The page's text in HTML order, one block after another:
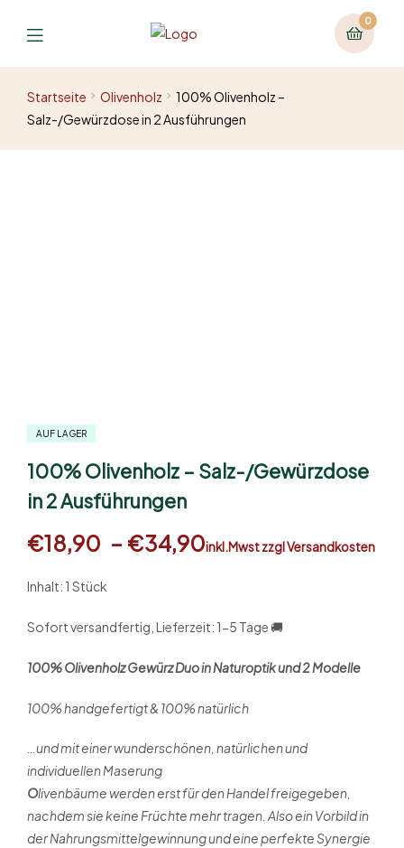
0
Startseite Olivenholz
100% Olivenholz –
Salz-/Gewürzdose in 2 Ausführungen
AUF LAGER
100% Olivenholz – Salz-/Gewürzdose
in 2 Ausführungen
€18,90 – €34,90inkl.Mwst zzgl Versandkosten
Inhalt: 1 Stück
Sofort versandfertig, Lieferzeit: 1-5 Tage 🚚
100% Olivenholz Gewürz Duo in Naturoptik und 2 Modelle
100% handgefertigt & 100% natürlich
…und mit einer wunderschönen, natürlichen und
individuellen Maserung
Olivenbäume werden erst für den Handel freigegeben,
nachdem sie keine Früchte mehr tragen. Also ein Vorbild in
der Nahrungsmittelgewinnung und eine perfekte Synergie